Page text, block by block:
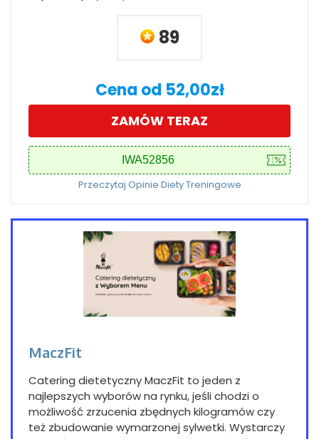
89
Cena od 52,00zł
ZAMÓW TERAZ
Przeczytaj Opinie Diety Treningowe
MaczFit
Catering dietetyczny MaczFit to jeden z
najlepszych wyborów na rynku, jeśli chodzi o
możliwość zrzucenia zbędnych kilogramów czy
też zbudowanie wymarzonej sylwetki. Wystarczy